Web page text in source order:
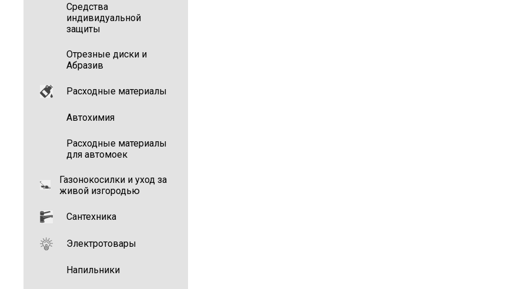
Средства
индивидуальной
защиты
Отрезные диски и
Абразив
Расходные материалы
Автохимия
Расходные материалы
для автомоек
Газонокосилки и уход за
живой изгородью
Сантехника
Электротовары
Напильники